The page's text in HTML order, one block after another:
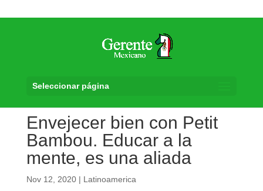
Seleccionar página
Envejecer bien con Petit
Bambou. Educar a la
mente, es una aliada
Nov 12, 2020| Latinoamerica